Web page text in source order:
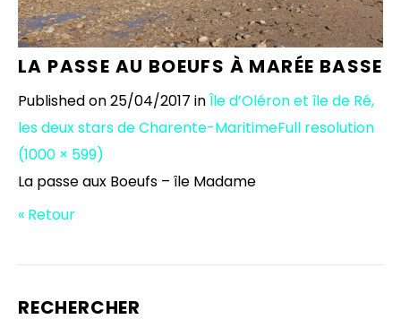
LA PASSE AU BOEUFS À MARÉE BASSE
Published on25/04/2017 inÎle d’Oléron et île de Ré,
les deux stars de Charente-MaritimeFull resolution
(1000 × 599)
La passe aux Boeufs – île Madame
« Retour
RECHERCHER